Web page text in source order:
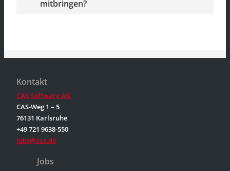
mitbringen?
Kontakt
CAS Software AG
CAS-Weg 1 – 5
76131 Karlsruhe
+49 721 9638-550
jobs@cas.de
Jobs